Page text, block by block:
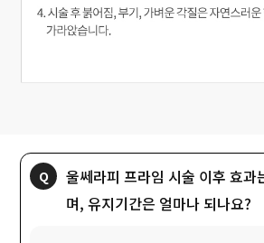
울쎄라피 프라임 시술 이후 효과
며, 유지기간은 얼마나 되나요?